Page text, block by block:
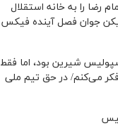
رضا را به خانه استقلال
می‌کنیم/ ۳ بازیکن جوان فصل آینده فیکس
شیرین بود، اما فقط
فکر می‌کنم/ در حق تیم ملی